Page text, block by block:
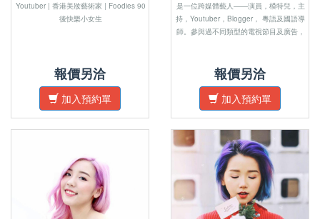
Youtuber | 香港美妝藝術家 | Foodies 90
後快樂小女生
報價另洽
加入預約單
是一位跨媒體藝人——演員，模特兒，主
持，Youtuber，Blogger， 粵語及國語導
師。參與過不同類型的電視節目及廣告，
報價另洽
加入預約單